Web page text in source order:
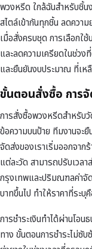
พวงหรีด ใกล้ฉันสำหรับชิ้น
สไตล์เข้ากันทุกชิ้น ลดควา
เมื่อสั่งครบชุด การเลือกใ
และลดความเครียดในช่ว
และยืนยันงบประมาณ ที่เห
ขั้นตอนสั่งซื้อ การจั
การสั่งซื้อพวงหรีดสำหรับวั
ข้อความบนป้าย ทีมงานจะ
จัดส่งของเราเริ่มออกจา
แต่ละวัด สามารถปรับเวล
กรุงเทพและปริมณฑลค่าจั
บาทขึ้นไป ทำให้ราคาที่ระ
การชำระเงินทำได้ผ่านโอ
ทาง ขั้นตอนการชำระไม่ซั